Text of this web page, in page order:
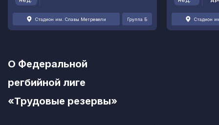
Стадион им. Славы Метревели Группа Б Стадион
О Федеральной
регбийной лиге
«Трудовые резервы»